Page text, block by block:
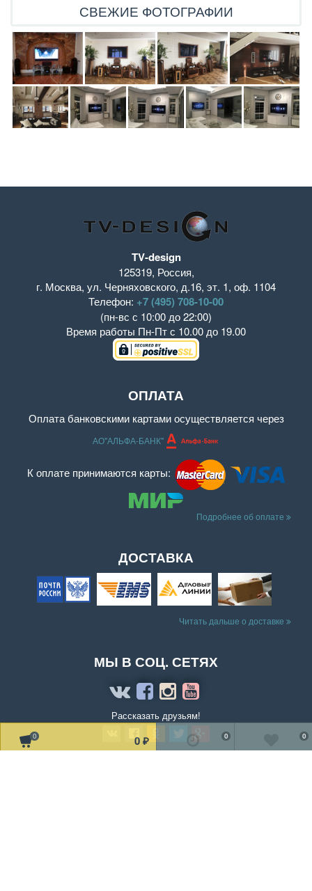
0 0 ₽
0
0
СВЕЖИЕ ФОТОГРАФИИ
TV-design
125319, Россия,
г. Москва, ул. Черняховского, д.16, эт. 1, оф. 1104
Телефон: +7 (495) 708-10-00
(пн-вс с 10:00 до 22:00)
Время работы Пн-Пт с 10.00 до 19.00
ОПЛАТА
Оплата банковскими картами осуществляется через
АО"АЛЬФА-БАНК"
К оплате принимаются карты:
Подробнее об оплате
ДОСТАВКА
Читать дальше о доставке
МЫ В СОЦ. СЕТЯХ
Рассказать друзьям!